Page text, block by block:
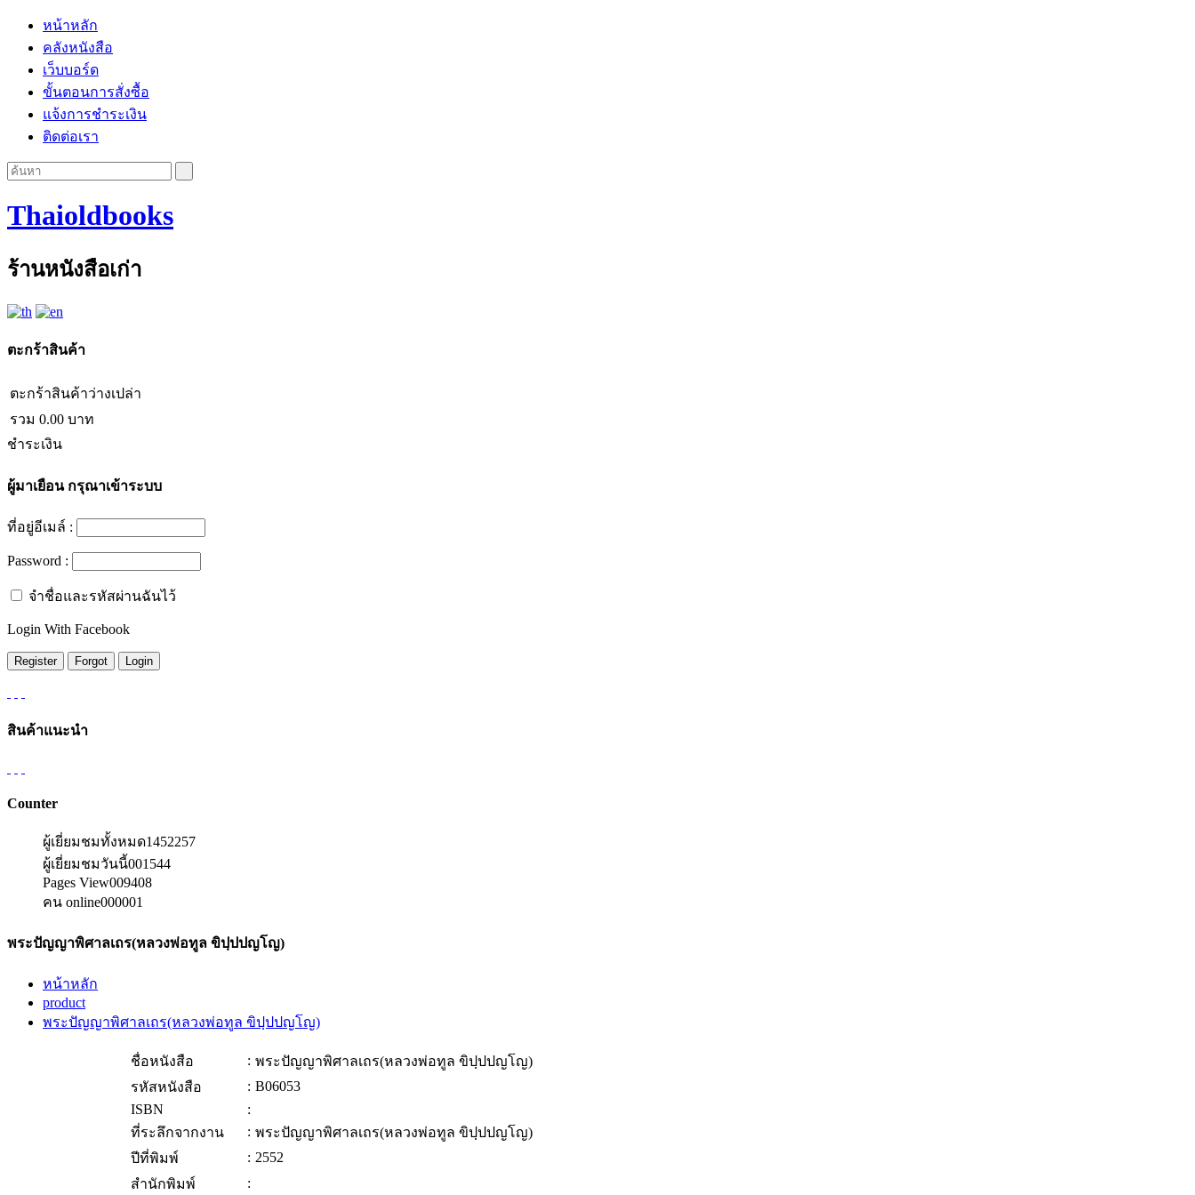
หน้าหลัก
คลังหนังสือ
เว็บบอร์ด
ขั้นตอนการสั่งซื้อ
แจ้งการชำระเงิน
ติดต่อเรา
Thaioldbooks
ร้านหนังสือเก่า
ตะกร้าสินค้า
ตะกร้าสินค้าว่างเปล่า
รวม 0.00 บาท
ชำระเงิน
ผู้มาเยือนกรุณาเข้าระบบ
ที่อยู่อีเมล์ :
Password :
จำชื่อและรหัสผ่านฉันไว้
Login With Facebook
สินค้าแนะนำ
Counter
ผู้เยี่ยมชมทั้งหมด1452257
ผู้เยี่ยมชมวันนี้001544
Pages View009408
คน online000001
พระปัญญาพิศาลเถร(หลวงพ่อทูล ขิปฺปปญโญ)
หน้าหลัก
product
พระปัญญาพิศาลเถร(หลวงพ่อทูล ขิปฺปปญโญ)
ชื่อหนังสือ : พระปัญญาพิศาลเถร(หลวงพ่อทูล ขิปฺปปญโญ)
รหัสหนังสือ
: B06053
ISBN
:
ที่ระลึกจากงาน
: พระปัญญาพิศาลเถร(หลวงพ่อทูล ขิปฺปปญโญ)
ปีที่พิมพ์
: 2552
สำนักพิมพ์
: